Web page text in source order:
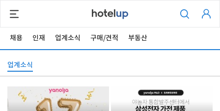
채용 인재 업계소식 구매/견적 부동산
업계소식